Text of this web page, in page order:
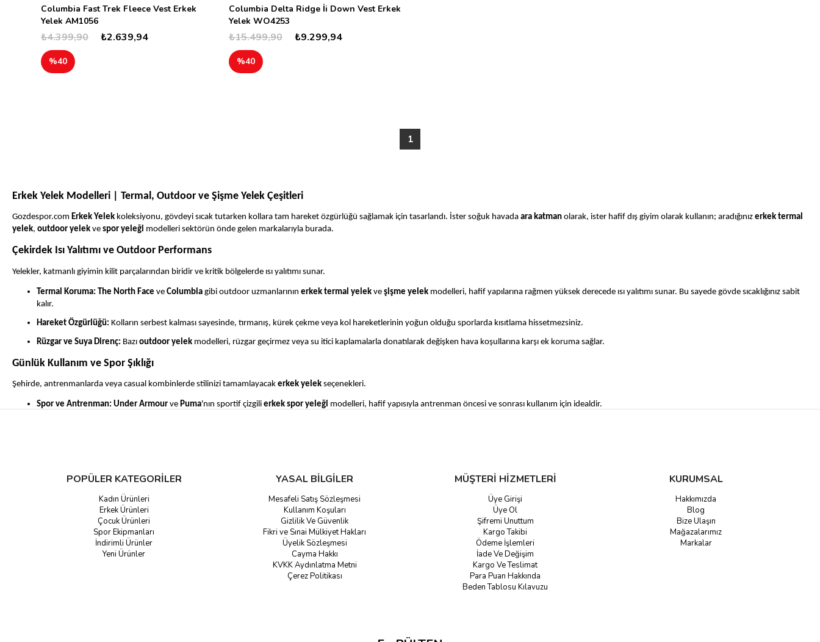
Columbia Fast Trek Fleece Vest Erkek
Yelek AM1056
₺2.639,94
₺4.399,90
%40
Columbia Delta Ridge İi Down Vest Erkek
Yelek WO4253
₺9.299,94
₺15.499,90
%40
1
Erkek Yelek Modelleri | Termal, Outdoor ve Şişme Yelek Çeşitleri
Gozdespor.com Erkek Yelek koleksiyonu, gövdeyi sıcak tutarken kollara tam hareket özgürlüğü sağlamak için tasarlandı. İster soğuk havada ara katman olarak, ister hafif dış giyim olarak kullanın; aradığınız erkek termal
yelek, outdoor yelek ve spor yeleği modelleri sektörün önde gelen markalarıyla burada.
Çekirdek Isı Yalıtımı ve Outdoor Performans
Yelekler, katmanlı giyimin kilit parçalarından biridir ve kritik bölgelerde ısı yalıtımı sunar.
Termal Koruma: The North Face ve Columbia gibi outdoor uzmanlarının erkek termal yelek ve şişme yelek modelleri, hafif yapılarına rağmen yüksek derecede ısı yalıtımı sunar. Bu sayede gövde sıcaklığınız sabit
kalır.
Hareket Özgürlüğü: Kolların serbest kalması sayesinde, tırmanış, kürek çekme veya kol hareketlerinin yoğun olduğu sporlarda kısıtlama hissetmezsiniz.
Rüzgar ve Suya Direnç: Bazı outdoor yelek modelleri, rüzgar geçirmez veya su itici kaplamalarla donatılarak değişken hava koşullarına karşı ek koruma sağlar.
Günlük Kullanım ve Spor Şıklığı
Şehirde, antrenmanlarda veya casual kombinlerde stilinizi tamamlayacak erkek yelek seçenekleri.
Spor ve Antrenman: Under Armour ve Puma'nın sportif çizgili erkek spor yeleği modelleri, hafif yapısıyla antrenman öncesi ve sonrası kullanım için idealdir.
POPÜLER KATEGORİLER
Kadın Ürünleri
Erkek Ürünleri
Çocuk Ürünleri
Spor Ekipmanları
İndirimli Ürünler
Yeni Ürünler
YASAL BİLGİLER
Mesafeli Satış Sözleşmesi
Kullanım Koşuları
Gizlilik Ve Güvenlik
Fikri ve Sınai Mülkiyet Hakları
Üyelik Sözleşmesi
Cayma Hakkı
KVKK Aydınlatma Metni
Çerez Politikası
MÜŞTERİ HİZMETLERİ
Üye Girişi
Üye Ol
Şifremi Unuttum
Kargo Takibi
Ödeme İşlemleri
İade Ve Değişim
Kargo Ve Teslimat
Para Puan Hakkında
Beden Tablosu Kılavuzu
KURUMSAL
Hakkımızda
Blog
Bize Ulaşın
Mağazalarımız
Markalar